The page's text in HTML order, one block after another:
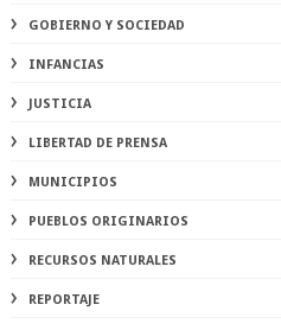
GOBIERNO Y SOCIEDAD
INFANCIAS
JUSTICIA
LIBERTAD DE PRENSA
MUNICIPIOS
PUEBLOS ORIGINARIOS
RECURSOS NATURALES
REPORTAJE